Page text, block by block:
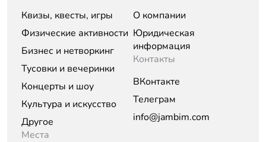
Квизы, квесты, игры
Физические активности
Бизнес и нетворкинг
Тусовки и вечеринки
Концерты и шоу
Культура и искусство
Другое
Места
О компании
Юридическая
информация
Контакты
ВКонтакте
Телеграм
info@jambim.com